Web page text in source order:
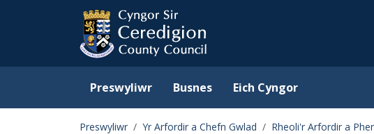
Skip to main content
Ceredigion County Council
Preswyliwr Busnes Eich Cyngor
Preswyliwr Yr Arfordir a Chefn Gwlad Rheoli'r Arfordir a